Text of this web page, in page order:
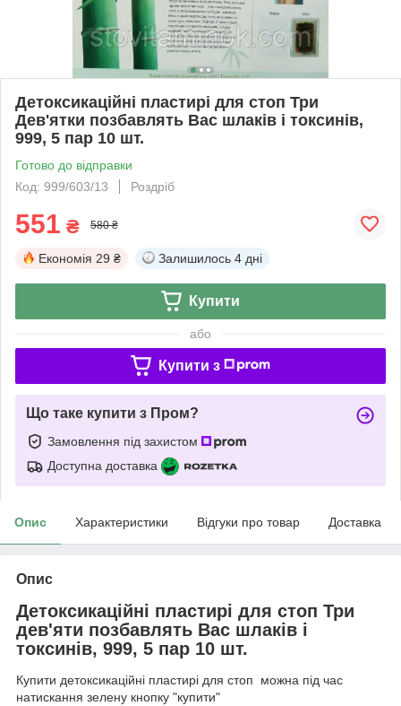
Детоксикаційні пластирі для стоп Три
Дев'ятки позбавлять Вас шлаків і токсинів,
999, 5 пар 10 шт.
Готово до відправки
Код: 999/603/13
Роздріб
551 ₴ 580 ₴
Економія 29 ₴ Залишилось 4 дні
Купити
або
Купити з
Що таке купити з Пром?
Замовлення під захистом
Доступна доставка
Опис Характеристики Відгуки про товар Доставка
Опис
Детоксикаційні пластирі для стоп Три
дев'яти позбавлять Вас шлаків і
токсинів, 999, 5 пар 10 шт.
Купити детоксикаційні пластирі для стоп можна під час
натискання зелену кнопку "купити"